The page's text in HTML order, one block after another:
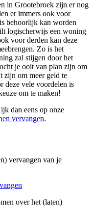
in Grootebroek zijn er nog
er immers ook voor
behoorlijk kan worden
logischerwijs een woning
voor derden kan deze
Zo is het
zal stijgen door het
je ooit van plan zijn om
zijn om meer geld te
deze vele voordelen is
om te maken!
dan eens op onze
vervangen.
vervangen van je
over het (laten)